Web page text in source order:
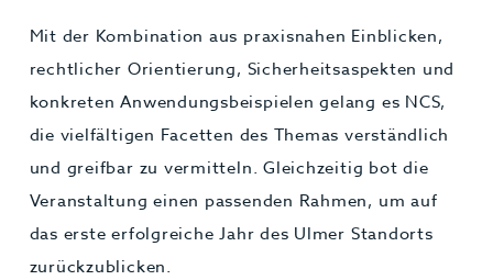
Mit der Kombination aus praxisnahen Einblicken,
rechtlicher Orientierung, Sicherheitsaspekten und
konkreten Anwendungsbeispielen gelang es NCS,
die vielfältigen Facetten des Themas verständlich
und greifbar zu vermitteln. Gleichzeitig bot die
Veranstaltung einen passenden Rahmen, um auf
das erste erfolgreiche Jahr des Ulmer Standorts
zurückzublicken.